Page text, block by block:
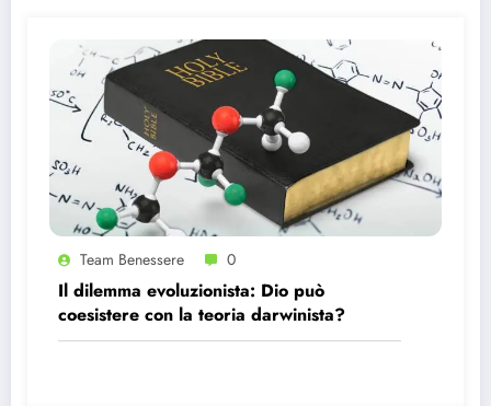
Team Benessere 0
Il dilemma evoluzionista: Dio può
coesistere con la teoria darwinista?